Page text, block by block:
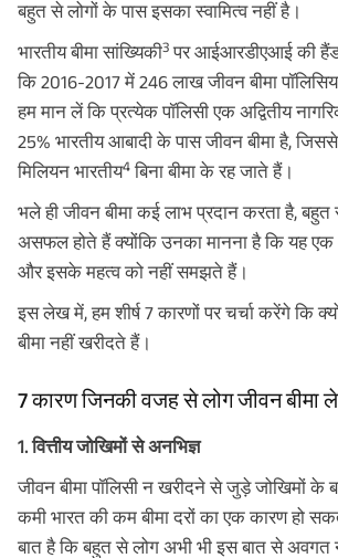
बहुत से लोगों के पास इसका स्वामित्व नहीं है।
भारतीय बीमा सांख्यिकी3 पर आईआरडीएआई की
कि 2016-2017 में 246 लाख जीवन बीमा
हम मान लें कि प्रत्येक पॉलिसी एक अद्वितीय
25% भारतीय आबादी के पास जीवन बीमा है,
मिलियन भारतीय4 बिना बीमा के रह जाते हैं।
भले ही जीवन बीमा कई लाभ प्रदान करता है,
असफल होते हैं क्योंकि उनका मानना है कि यह
और इसके महत्व को नहीं समझते हैं।
इस लेख में, हम शीर्ष 7 कारणों पर चर्चा करेंगे कि
बीमा नहीं खरीदते हैं।
7 कारण जिनकी वजह से लोग जीवन
1. वित्तीय जोखिमों से अनभिज्ञ
जीवन बीमा पॉलिसी न खरीदने से जुड़े जोखिमों के
कमी भारत की कम बीमा दरों का एक कारण हो
बात है कि बहुत से लोग अभी भी इस बात से अवगत